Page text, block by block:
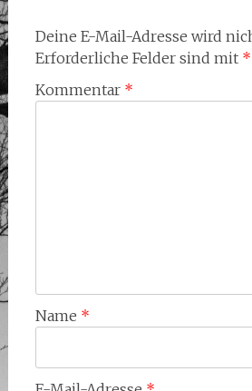
Deine E-Mail-Adresse wird
Erforderliche Felder sind mit *
Kommentar *
Name *